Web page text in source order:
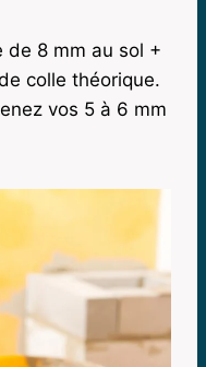
de 8 mm au sol +
colle théorique.
vos 5 à 6 mm